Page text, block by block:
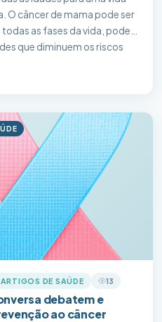
O câncer de mama pode ser
as fases da vida, pode-
que diminuem os riscos
ARTIGOS DE SAÚDE 13
debatem e
ao câncer